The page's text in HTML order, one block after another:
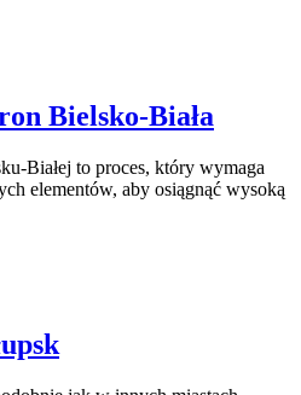
Bielsko-Biała
Białej to proces, który wymaga
elementów, aby osiągnąć wysoką